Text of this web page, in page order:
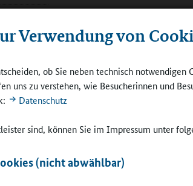
Verwendung von
ob Sie neben technisch
uns zu verstehen, wie Besucherinnen und
Datenschutz
sind, können Sie im Impressum unter
(nicht abwählbar)
NRW:
für